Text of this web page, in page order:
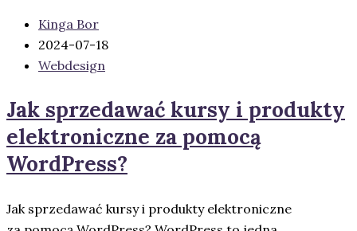
Kinga Bor
2024-07-18
Webdesign
Jak sprzedawać kursy i produkty
elektroniczne za pomocą
WordPress?
Jak sprzedawać kursy i produkty elektroniczne